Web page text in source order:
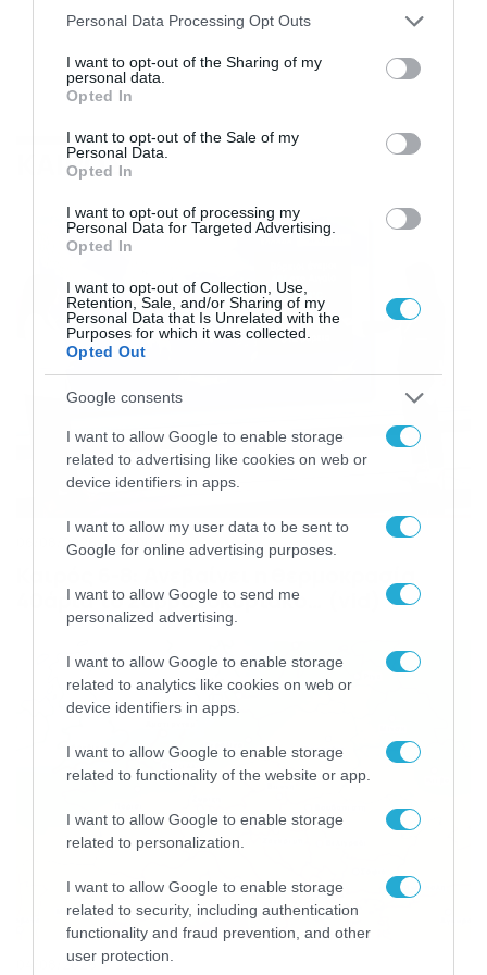
Please note that this website/app uses one or more Google
not limited to your visit or usage behaviour. You may click to
grant or deny consent to Google and its third-party tags to
use your data for below specified purposes in below Google
consent section.
Personal Data Processing Opt Outs
I want to opt-out of the Sharing of my
personal data.
Opted In
I want to opt-out of the Sale of my
Personal Data.
Opted In
I want to opt-out of processing my
Personal Data for Targeted Advertising.
Opted In
I want to opt-out of Collection, Use,
Retention, Sale, and/or Sharing of my
Personal Data that Is Unrelated with the
Purposes for which it was collected.
Opted Out
Google consents
I want to allow Google to enable storage
related to advertising like cookies on web or
device identifiers in apps.
I want to allow my user data to be sent to
Google for online advertising purposes.
I want to allow Google to send me
personalized advertising.
I want to allow Google to enable storage
related to analytics like cookies on web or
device identifiers in apps.
I want to allow Google to enable storage
related to functionality of the website or app.
I want to allow Google to enable storage
related to personalization.
I want to allow Google to enable storage
related to security, including authentication
functionality and fraud prevention, and other
user protection.
ΚΑΙΡΟΣ
06/08/2026 22:00
40άρια το Σαββατοκύριακο… (vid)
04/08/2026 22:07